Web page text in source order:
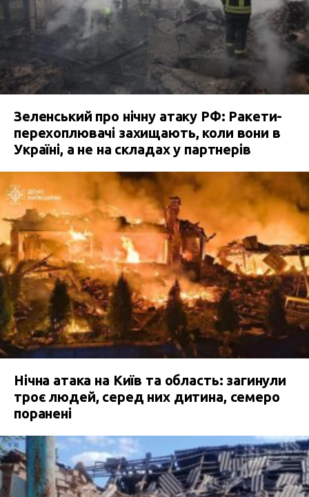
Зеленський про нічну атаку РФ: Ракети-
перехоплювачі захищають, коли вони в
Україні, а не на складах у партнерів
Нічна атака на Київ та область: загинули
троє людей, серед них дитина, семеро
поранені